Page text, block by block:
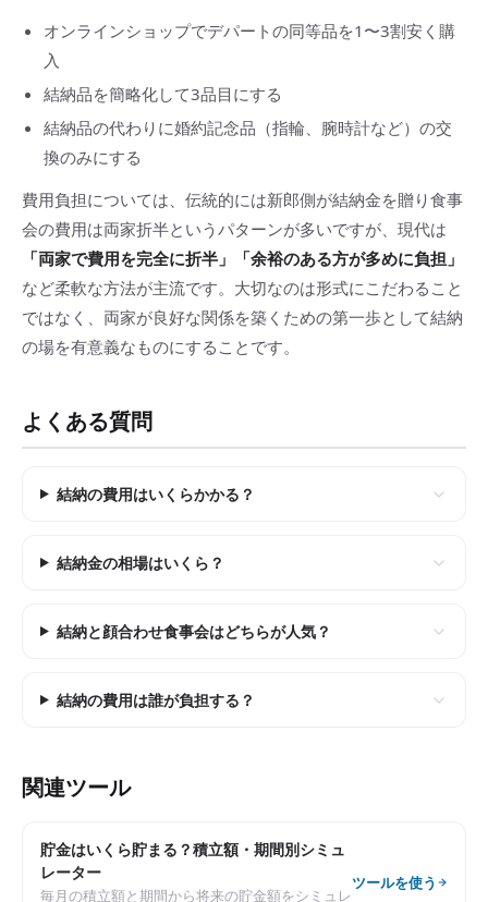
オンラインショップでデパートの同等品を1〜3割安く購
入
結納品を簡略化して3品目にする
結納品の代わりに婚約記念品（指輪、腕時計など）の交
換のみにする
費用負担については、伝統的には新郎側が結納金を贈り食事
会の費用は両家折半というパターンが多いですが、現代は
「両家で費用を完全に折半」「余裕のある方が多めに負担」
など柔軟な方法が主流です。大切なのは形式にこだわること
ではなく、両家が良好な関係を築くための第一歩として結納
の場を有意義なものにすることです。
よくある質問
結納の費用はいくらかかる？
結納金の相場はいくら？
結納と顔合わせ食事会はどちらが人気？
結納の費用は誰が負担する？
関連ツール
貯金はいくら貯まる？積立額・期間別シミュ
レーター
毎月の積立額と期間から将来の貯金額をシミュレ
ツールを使う